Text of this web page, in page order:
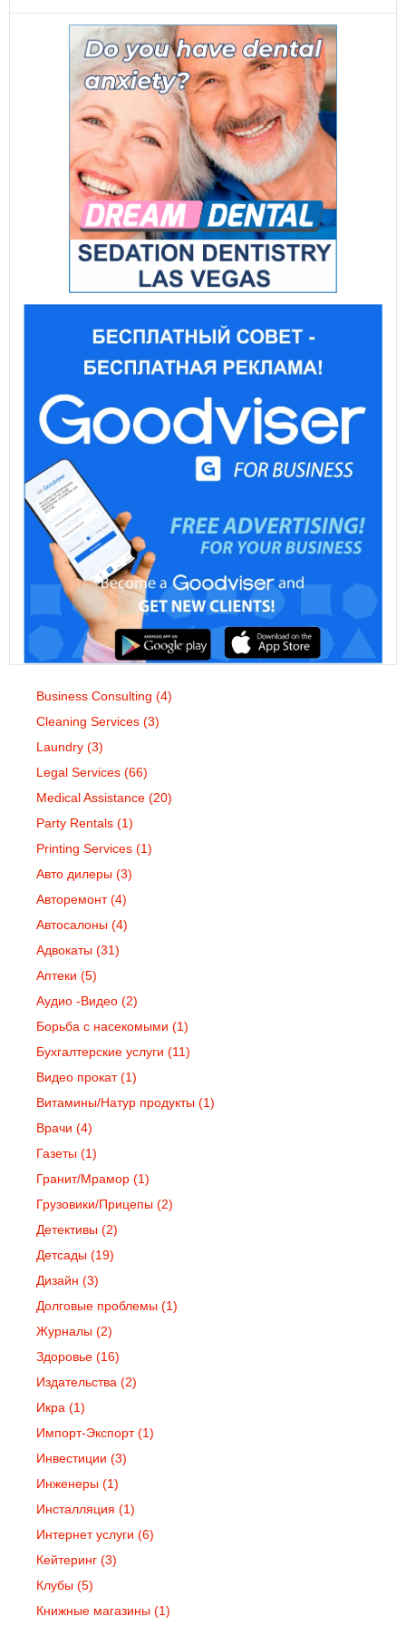
Business Consulting (4)
Cleaning Services (3)
Laundry (3)
Legal Services (66)
Medical Assistance (20)
Party Rentals (1)
Printing Services (1)
Авто дилеры (3)
Авторемонт(4)
Автосалоны (4)
Адвокаты (31)
Аптеки (5)
Аудио -Видео (2)
Борьба с насекомыми (1)
Бухгалтерские услуги (11)
Видео прокат(1)
Витамины/Натур продукты (1)
Врачи (4)
Газеты (1)
Гранит/Мрамор (1)
Грузовики/Прицепы (2)
Детективы (2)
Детсады (19)
Дизайн (3)
Долговые проблемы (1)
Журналы (2)
Здоровье (16)
Издательства (2)
Икра (1)
Импорт-Экспорт(1)
Инвестиции (3)
Инженеры (1)
Инсталляция (1)
Интернет услуги (6)
Кейтеринг (3)
Клубы (5)
Книжные магазины (1)